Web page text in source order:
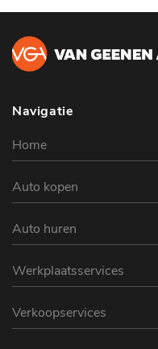
Navigatie
Home
Auto kopen
Auto huren
Werkplaatsservices
Verkoopservices